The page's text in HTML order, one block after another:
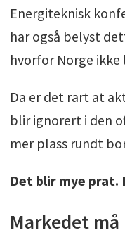
Energiteknisk
har også belyst
hvorfor Norge ikke
Da er det rart at
blir ignorert i den
mer plass rundt
Det blir mye prat.
Markedet